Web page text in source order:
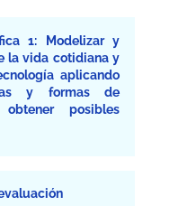
1: Modelizar y
la vida cotidiana y
aplicando
y formas de
posibles